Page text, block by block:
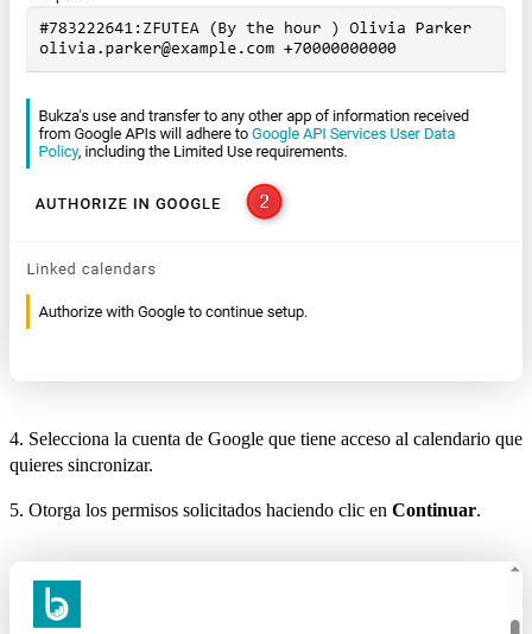
4. Selecciona la cuenta de Google que tiene acceso al calendario que
quieres sincronizar.
5. Otorga los permisos solicitados haciendo clic en Continuar.